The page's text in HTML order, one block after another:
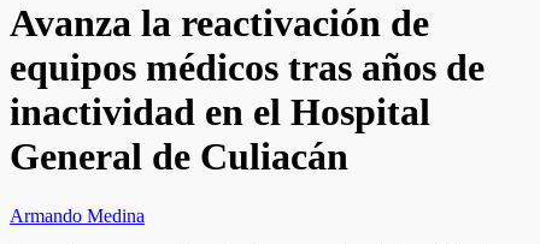
Avanza la reactivación de
equipos médicos tras años de
inactividad en el Hospital
General de Culiacán
Armando Medina